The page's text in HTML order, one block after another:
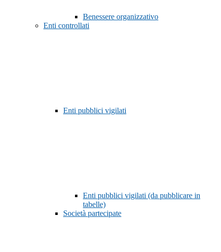
Benessere organizzativo
Enti controllati
Enti pubblici vigilati
Enti pubblici vigilati (da pubblicare in
tabelle)
Società partecipate